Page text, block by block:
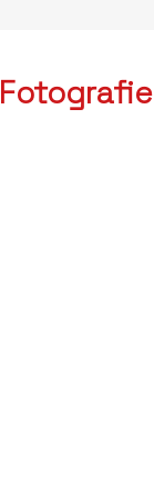
Fotografie